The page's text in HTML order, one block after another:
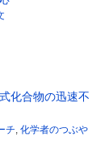
化合物の迅速不
チ 化学者のつぶや